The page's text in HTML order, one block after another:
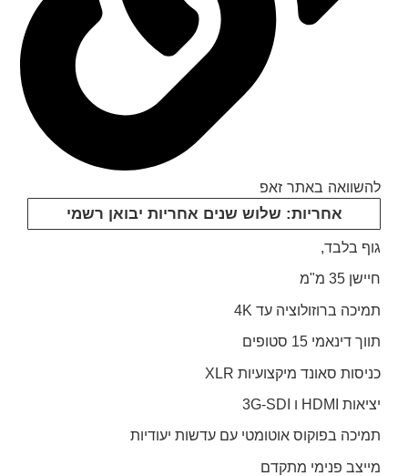
להשוואה באתר זאפ
אחריות: שלוש שנים אחריות יבואן רשמי
גוף בלבד,
חיישן 35 מ"מ
תמיכה ברוזולוציה עד 4K
תווך דינאמי 15 סטופים
כניסות סאונד מיקצועיות XLR
יציאות HDMI ו 3G- SDI
תמיכה בפוקוס אוטומטי עם עדשות יעודיות
מייצב פנימי מתקדם